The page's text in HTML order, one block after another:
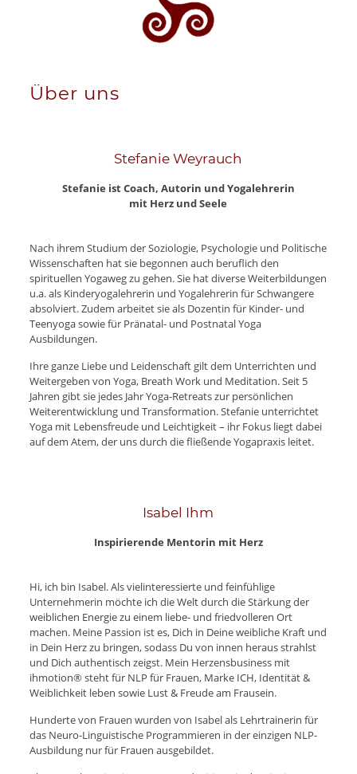
Über uns
Stefanie Weyrauch
Stefanie ist Coach, Autorin und Yogalehrerin
mit Herz und Seele
Nach ihrem Studium der Soziologie, Psychologie und Politische
Wissenschaften hat sie begonnen auch beruflich den
spirituellen Yogaweg zu gehen. Sie hat diverse Weiterbildungen
u.a. als Kinderyogalehrerin und Yogalehrerin für Schwangere
absolviert. Zudem arbeitet sie als Dozentin für Kinder- und
Teenyoga sowie für Pränatal- und Postnatal Yoga
Ausbildungen.
Ihre ganze Liebe und Leidenschaft gilt dem Unterrichten und
Weitergeben von Yoga, Breath Work und Meditation. Seit 5
Jahren gibt sie jedes Jahr Yoga-Retreats zur persönlichen
Weiterentwicklung und Transformation. Stefanie unterrichtet
Yoga mit Lebensfreude und Leichtigkeit – ihr Fokus liegt dabei
auf dem Atem, der uns durch die fließende Yogapraxis leitet.
Isabel Ihm
Inspirierende Mentorin mit Herz
Hi, ich bin Isabel. Als vielinteressierte und feinfühlige
Unternehmerin möchte ich die Welt durch die Stärkung der
weiblichen Energie zu einem liebe- und friedvolleren Ort
machen. Meine Passion ist es, Dich in Deine weibliche Kraft und
in Dein Herz zu bringen, sodass Du von innen heraus strahlst
und Dich authentisch zeigst. Mein Herzensbusiness mit
ihmotion® steht für NLP für Frauen, Marke ICH, Identität &
Weiblichkeit leben sowie Lust & Freude am Frausein.
Hunderte von Frauen wurden von Isabel als Lehrtrainerin für
das Neuro-Linguistische Programmieren in der einzigen NLP-
Ausbildung nur für Frauen ausgebildet.